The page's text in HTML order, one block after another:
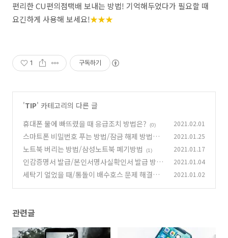
편리한 CU편의점택배 보내는 방법! 기억해두었다가 필요할 때
요긴하게 사용해 보세요!★★★
1 구독하기
'TIP' 카테고리의 다른 글
휴대폰 물에 빠뜨렸을 때 응급조치 방법은?
(0) 2021.02.01
스마트폰 비밀번호 푸는 방법/잠금 해제 방법은?
(1)
2021.01.25
노트북 버리는 방법/삼성노트북 폐기방법 (1) 2021.01.17
인감증명서 발급/본인서명사실확인서 발급 방
법,비용은? (0)
2021.01.04
세탁기 얼었을 때/통돌이 배수호스 문제 해결법 2021.01.02
관련글